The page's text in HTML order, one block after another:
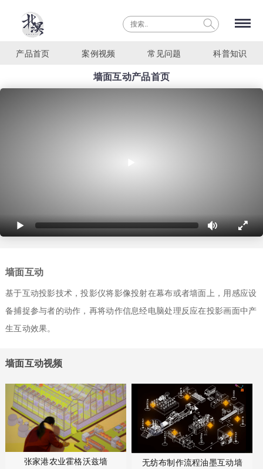
产品首页 案例视频 常见问题 科普知识
墙面互动产品首页
墙面互动
基于互动投影技术，投影仪将影像投射在幕布或者墙面上，用感应设
备捕捉参与者的动作，再将动作信息经电脑处理反应在投影画面中产
生互动效果。
墙面互动视频
张家港农业霍格沃兹墙 无纺布制作流程油墨互动墙